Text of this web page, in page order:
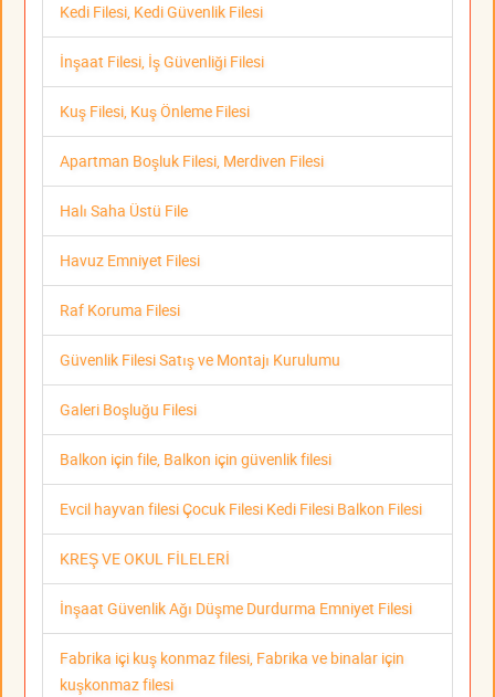
Kedi Filesi, Kedi Güvenlik Filesi
İnşaat Filesi, İş Güvenliği Filesi
Kuş Filesi, Kuş Önleme Filesi
Apartman Boşluk Filesi, Merdiven Filesi
Halı Saha Üstü File
Havuz Emniyet Filesi
Raf Koruma Filesi
Güvenlik Filesi Satış ve Montajı Kurulumu
Galeri Boşluğu Filesi
Balkon için file, Balkon için güvenlik filesi
Evcil hayvan filesi Çocuk Filesi Kedi Filesi Balkon Filesi
KREŞ VE OKUL FİLELERİ
İnşaat Güvenlik Ağı Düşme Durdurma Emniyet Filesi
Fabrika içi kuş konmaz filesi, Fabrika ve binalar için
kuşkonmaz filesi